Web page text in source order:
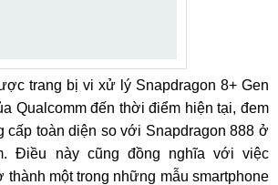
trang bị vi xử lý Snapdragon 8+ Gen
Qualcomm đến thời điểm hiện tại, đem
cấp toàn diện so với Snapdragon 888 ở
Điều này cũng đồng nghĩa với việc
thành một trong những mẫu smartphone